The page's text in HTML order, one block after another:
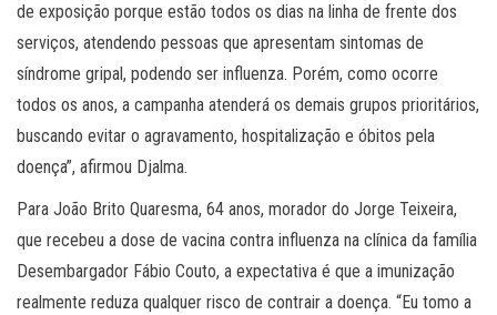
de exposição porque estão todos os dias na linha de frente dos
serviços, atendendo pessoas que apresentam sintomas de
síndrome gripal, podendo ser influenza. Porém, como ocorre
todos os anos, a campanha atenderá os demais grupos prioritários,
buscando evitar o agravamento, hospitalização e óbitos pela
doença”, afirmou Djalma.
Para João Brito Quaresma, 64 anos, morador do Jorge Teixeira,
que recebeu a dose de vacina contra influenza na clínica da família
Desembargador Fábio Couto, a expectativa é que a imunização
realmente reduza qualquer risco de contrair a doença. “Eu tomo a